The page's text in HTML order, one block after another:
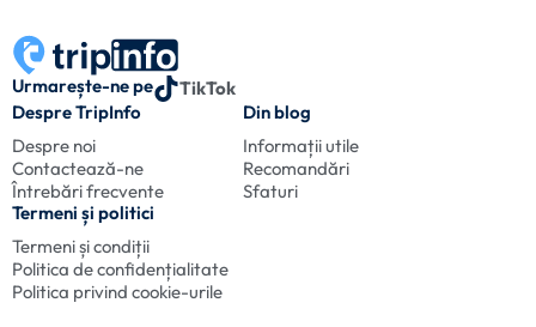
Urmarește-ne pe
TikTok
Despre TripInfo
Despre noi
Contactează-ne
Întrebări frecvente
Din blog
Informații utile
Recomandări
Sfaturi
Termeni și politici
Termeni și condiții
Politica de confidențialitate
Politica privind cookie-urile